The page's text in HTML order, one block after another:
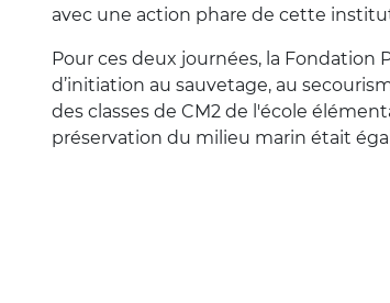
avec une action phare de cette
Pour ces deux journées, la Fondation
d’initiation au sauvetage, au
des classes de CM2 de l'école
préservation du milieu marin était